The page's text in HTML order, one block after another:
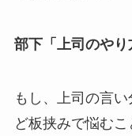
部下「上司のやり
もし、上司の言
ど板挟みで悩むこ